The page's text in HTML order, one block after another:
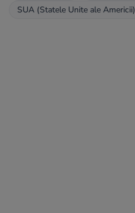
SUA (Statele Unite ale Americii)